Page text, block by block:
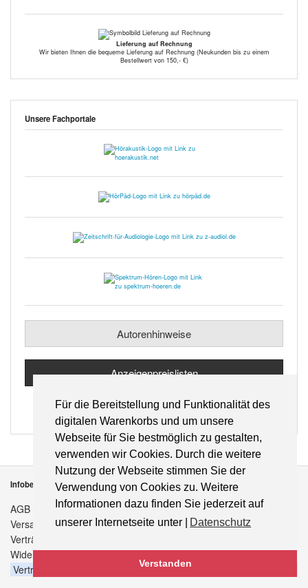
Für die Bereitstellung und Funktionalität des
digitalen Warenkorbs und um unsere
Webseite für Sie bestmöglich zu gestalten,
verwenden wir Cookies. Durch die weitere
Nutzung der Webseite stimmen Sie der
Verwendung von Cookies zu. Weitere
Informationen dazu finden Sie jederzeit auf
unserer Internetseite unter |
Datenschutz
Verstanden
Lieferung auf Rechnung
Wir bieten Ihnen die bequeme Lieferung auf Rechnung (Neukunden bis zu einem
Bestellwert von 150,- €)
Unsere Fachportale
Autorenhinweise
Anzeigenpreislisten
Infobereich
AGB
Versandkosten
Verträge hier kündigen
Widerrufsbelehrung
Vertrag widerrufen